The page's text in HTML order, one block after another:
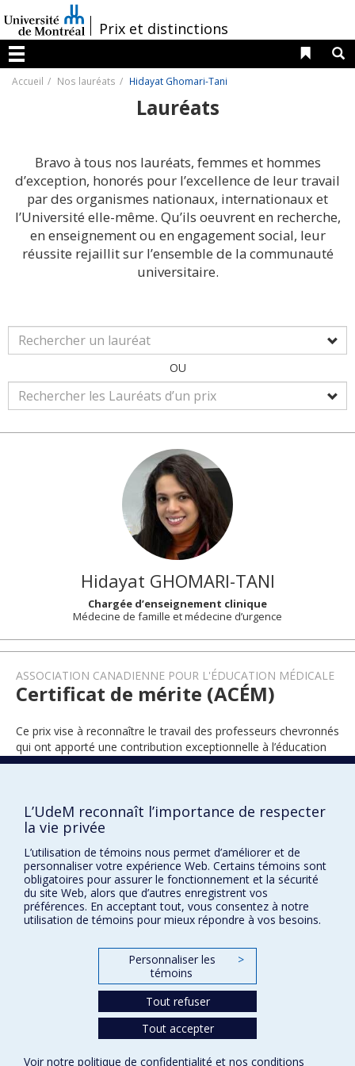
au
contenu
/Prix et distinctions
Menu
Liens
Accueil Nos lauréats Hidayat Ghomari-Tani
Lauréats
Bravo à tous nos lauréats, femmes et hommes
d’exception, honorés pour l’excellence de leur travail
par des organismes nationaux, internationaux et
l’Université elle-même. Qu’ils oeuvrent en recherche,
en enseignement ou en engagement social, leur
réussite rejaillit sur l’ensemble de la communauté
universitaire.
OU
Hidayat GHOMARI-TANI
Chargée d’enseignement clinique
Médecine de famille et médecine d’urgence
ASSOCIATION CANADIENNE POUR L'ÉDUCATION MÉDICALE
Certificat de mérite (ACÉM)
Ce prix vise à reconnaître le travail des professeurs chevronnés
qui ont apporté une contribution exceptionnelle à l’éducation
médicale tout au long de leur carrière universitaire.
Prix et distinctions
L’UdeM reconnaît l’importance de respecter
la vie privée
L’utilisation de témoins nous permet d’améliorer et de
personnaliser votre expérience Web. Certains témoins sont
obligatoires pour assurer le fonctionnement et la sécurité
du site Web, alors que d’autres enregistrent vos
préférences. En acceptant tout, vous consentez à notre
utilisation de témoins pour mieux répondre à vos besoins.
Personnaliser les
témoins
>
Tout refuser
Tout accepter
Voir notre politique de confidentialité et nos conditions